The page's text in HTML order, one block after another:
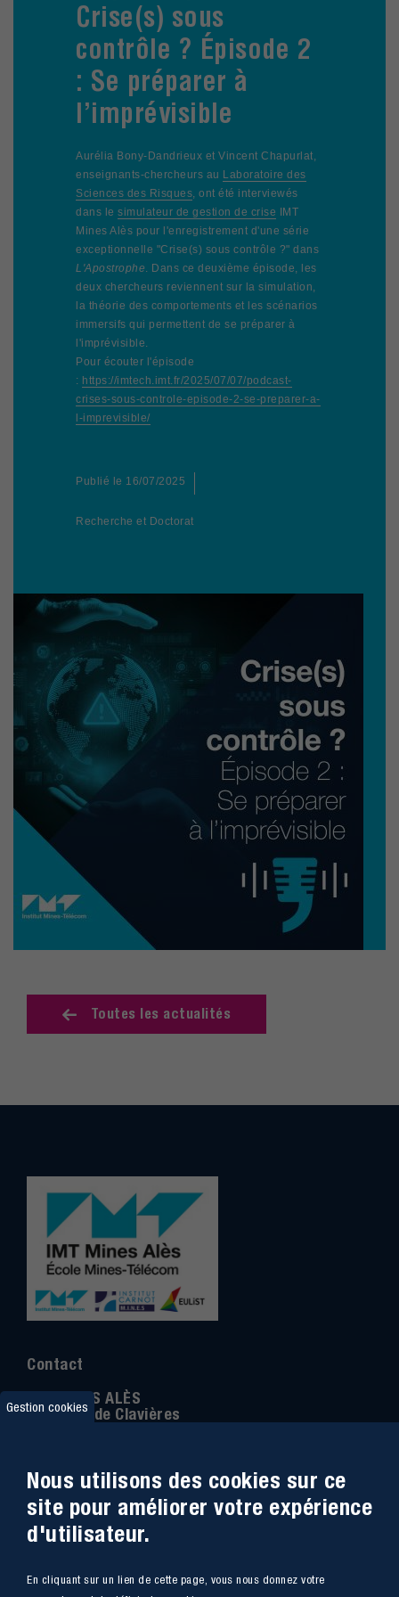
Crise(s) sous
contrôle ? Épisode 2
: Se préparer à
l’imprévisible
Aurélia Bony-Dandrieux et Vincent Chapurlat,
enseignants-chercheurs au Laboratoire des
Sciences des Risques, ont été interviewés
dans le simulateur de gestion de crise IMT
Mines Alès pour l'enregistrement d'une série
exceptionnelle "Crise(s) sous contrôle ?" dans
L'Apostrophe. Dans ce deuxième épisode, les
deux chercheurs reviennent sur la simulation,
la théorie des comportements et les scénarios
immersifs qui permettent de se préparer à
l'imprévisible.
Pour écouter l'épisode
: https://imtech.imt.fr/2025/07/07/podcast-
crises-sous-controle-episode-2-se-preparer-a-
l-imprevisible/
Publié le 16/07/2025
Recherche et Doctorat
Toutes les actualités
Contact
IMT MINES ALÈS
6 Avenue de Clavières
Téléphone
04 66 78 50 00
Coordonnée GPS:44.13312 - 4.08836
Plan du site Marchés Publics
Gestion cookies
Nous utilisons des cookies sur ce
site pour améliorer votre expérience
d'utilisateur.
En cliquant sur un lien de cette page, vous nous donnez votre